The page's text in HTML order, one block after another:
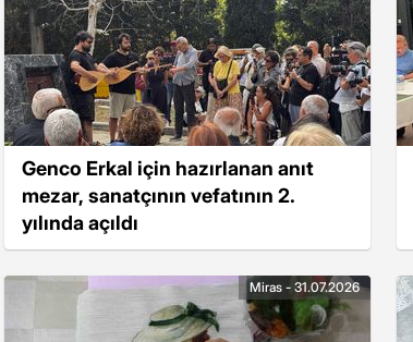
Genco Erkal için hazırlanan anıt
mezar, sanatçının vefatının 2.
yılında açıldı
Miras - 31.07.2026